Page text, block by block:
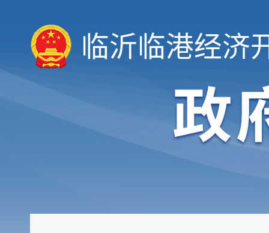
临沂临港经济